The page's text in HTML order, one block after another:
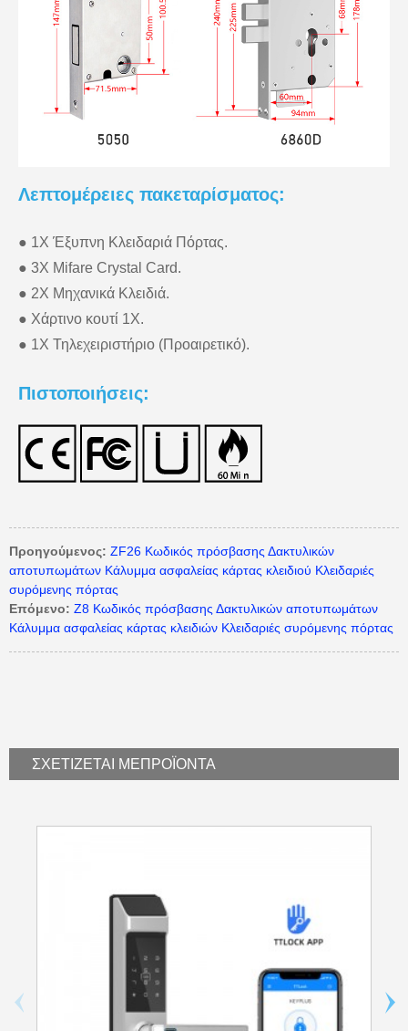
Λεπτομέρειες πακεταρίσματος:
● 1X Έξυπνη Κλειδαριά Πόρτας.
● 3X Mifare Crystal Card.
● 2Χ Μηχανικά Κλειδιά.
● Χάρτινο κουτί 1Χ.
● 1X Τηλεχειριστήριο (Προαιρετικό).
Πιστοποιήσεις:
Προηγούμενος: ZF26 Κωδικός πρόσβασης Δακτυλικών
αποτυπωμάτων Κάλυμμα ασφαλείας κάρτας κλειδιού Κλειδαριές
συρόμενης πόρτας
Επόμενο: Z8 Κωδικός πρόσβασης Δακτυλικών αποτυπωμάτων
Κάλυμμα ασφαλείας κάρτας κλειδιών Κλειδαριές συρόμενης πόρτας
ΣΧΕΤΊΖΕΤΑΙ ΜΕΠΡΟΪΟΝΤΑ